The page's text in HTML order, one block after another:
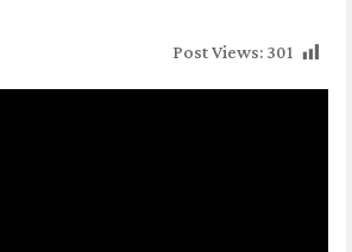
Post Views:301